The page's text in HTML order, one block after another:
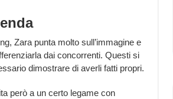
Zara punta molto sull’immagine e
dai concorrenti. Questi si
dimostrare di averli fatti propri.
però a un certo legame con